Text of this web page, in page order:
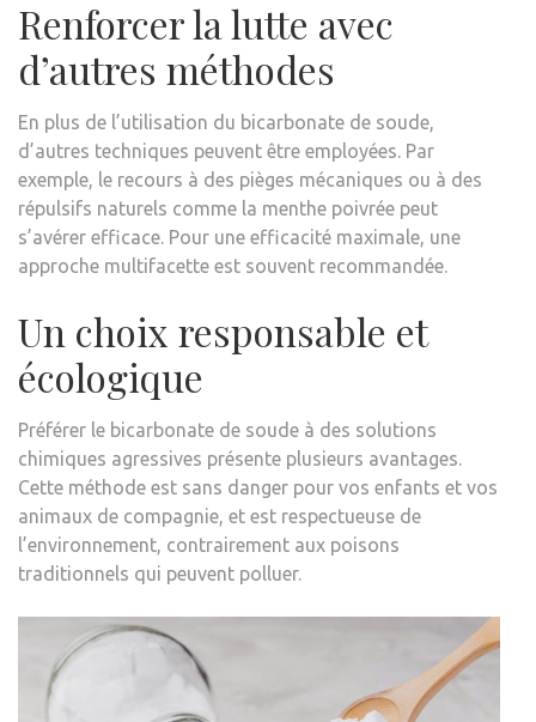
Renforcer la lutte avec
d’autres méthodes
En plus de l’utilisation du bicarbonate de soude,
d’autres techniques peuvent être employées. Par
exemple, le recours à des pièges mécaniques ou à des
répulsifs naturels comme la menthe poivrée peut
s’avérer efficace. Pour une efficacité maximale, une
approche multifacette est souvent recommandée.
Un choix responsable et
écologique
Préférer le bicarbonate de soude à des solutions
chimiques agressives présente plusieurs avantages.
Cette méthode est sans danger pour vos enfants et vos
animaux de compagnie, et est respectueuse de
l’environnement, contrairement aux poisons
traditionnels qui peuvent polluer.